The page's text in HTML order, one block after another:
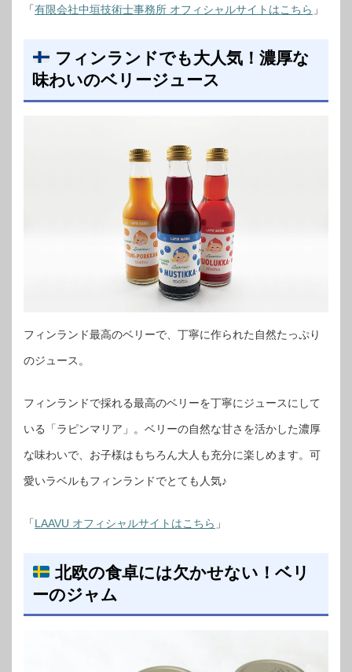
「有限会社中垣技術士事務所 オフィシャルサイトはこちら 」
フィンランドでも大人気！濃厚な
味わいのベリージュース
フィンランド最高のベリーで、丁寧に作られた自然たっぷり
のジュース。
フィンランドで採れる最高のベリーを丁寧にジュースにして
いる「ラピンマリア」。ベリーの自然な甘さを活かした濃厚
な味わいで、お子様はもちろん大人も充分に楽しめます。可
愛いラベルもフィンランドでとても人気♪
「LAAVU オフィシャルサイトはこちら 」
北欧の食卓には欠かせない！ベリ
ーのジャム